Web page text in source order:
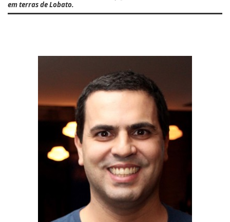
em terras de Lobato.